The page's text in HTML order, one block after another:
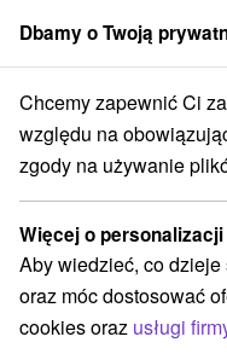
członek grupySorger
Banskobystrický kraj
Rozhľadňa
Wyświetl stronę
Opinii Google
Pohronská PolhoraGPS:
Dbamy o Twoją
Chcemy zapewnić Ci
względu na
zgody na używanie
Więcej o
Aby wiedzieć, co
oraz móc dostosować
cookies oraz usługi